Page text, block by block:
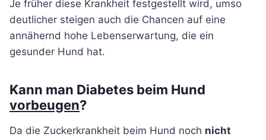
Je früher diese Krankheit festgestellt wird, umso
deutlicher steigen auch die Chancen auf eine
annähernd hohe Lebenserwartung, die ein
gesunder Hund hat.
Kann man Diabetes beim Hund
vorbeugen?
Da die Zuckerkrankheit beim Hund noch nicht